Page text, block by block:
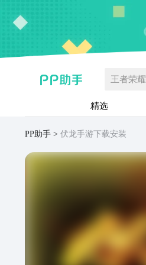
王者荣耀
精选
PP助手 伏龙手游下载安装